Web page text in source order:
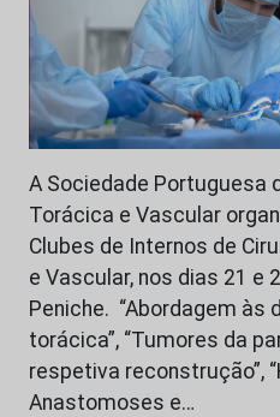
A Sociedade Portuguesa
Torácica e Vascular
Clubes de Internos de
e Vascular, nos dias 21 e
Peniche. “Abordagem às
torácica”, “Tumores da
respetiva reconstrução”,
Anastomoses e…